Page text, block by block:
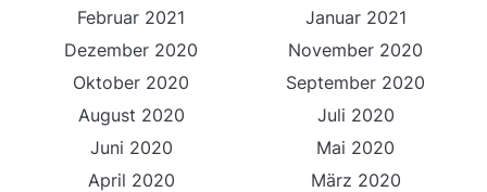
Februar 2021
Januar 2021
Dezember 2020
November 2020
Oktober 2020
September 2020
August 2020
Juli 2020
Juni 2020
Mai 2020
April 2020
März 2020